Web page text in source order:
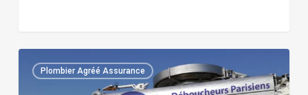
agréé
Plombier Agréé Assurance
0